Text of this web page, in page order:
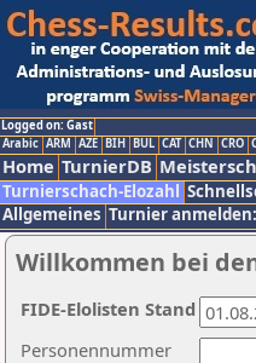
Logged on: Gast
Arabic ARM AZE BIH BUL CAT CHN CRO
Home TurnierDB
Turnierschach-Elozahl
Allgemeines Turnier
Willkommen bei
Personennummer
FIDE-Elolisten Stand